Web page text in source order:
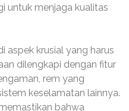
untuk menjaga kualitas
aspek krusial yang harus
dilengkapi dengan fitur
rem yang
keselamatan lainnya.
bahwa